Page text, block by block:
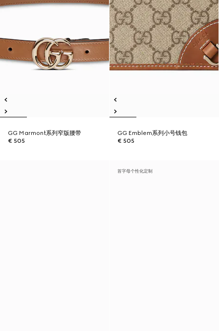
GG Marmont系列窄版腰带
€ 505
GG Emblem系列小号钱包
€ 505
首字母个性化定制